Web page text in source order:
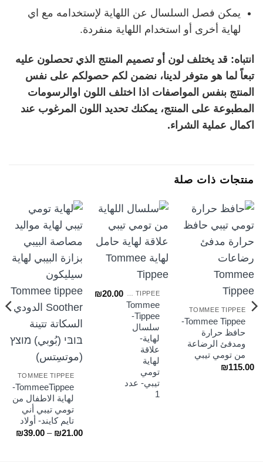
يمكن فصل السلسال عن اللهاية لإستخدامه مع اي
لهاية أخرى أو استخدام اللهاية منفردة.
انتباه: قد يختلف لون أو تصميم المنتج الذي تحصلون عليه
تبعاً لما هو متوفر لدينا، نضمن لكم حصولكم على نفس
المنتج بنفس المواصفات اذا اختلف اللون اوالرسومات
المطبوعة على المنتج، يمكنك تحديد اللون المرغوب عند
اكمال عملية الشراء.
منتجات ذات صلة
TOMMEE TIPPEE
Tommee Tippee-
حافظ حرارة
ومدفئ الرضاعة
من تومي تيبي
₪115.00
Tommee
Tippee-
سلسال
لهاية-
علاقة
لهاية
تومي
تيبي- عدد
1
₪20.00
TOMMEE TIPPEE
TommeeTippee-
لهاية الاطفال من
تومي تيبي أني
تايم كايند- أولاد
₪21.00
–
₪39.00